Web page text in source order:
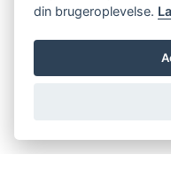
din brugeroplevelse.